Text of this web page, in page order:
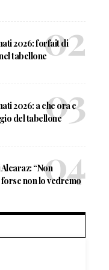
2026: forfait di
tabellone
2026: a che ora e
del tabellone
“Non
non lo vedremo